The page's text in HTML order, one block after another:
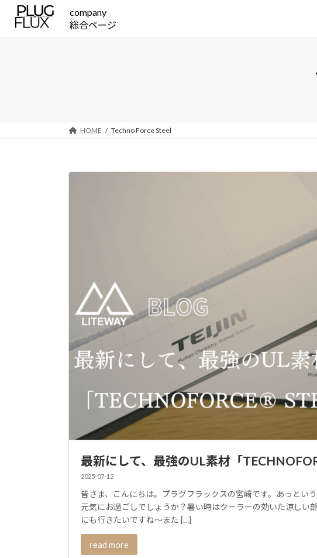
company
総合ページ
HOME Techno Force Steel
最新にして、最強のUL素材「
2025-07-12
皆さま、こんにちは。プラグフラックスの宮﨑です。あっとい
元気にお過ごしでしょうか？暑い時はクーラーの効いた涼しい
にも行きたいですね～また […]
read more